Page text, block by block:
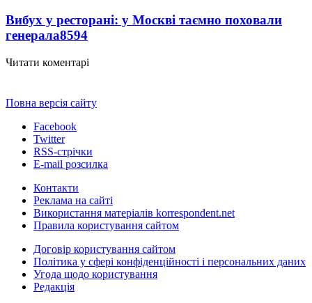
Вибух у ресторані: у Москві таємно поховали
генерала8594
Читати коментарі
Повна версія сайту
Facebook
Twitter
RSS-стрічки
E-mail розсилка
Контакти
Реклама на сайті
Використання матеріалів korrespondent.net
Правила користування сайтом
Договір користування сайтом
Політика у сфері конфіденційності і персональних даних
Угода щодо користування
Редакція